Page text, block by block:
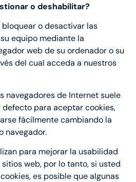
o deshabilitar?
o desactivar las
equipo mediante la
web de su ordenador o su
del cual acceda a nuestros
navegadores de Internet suele
para aceptar cookies,
fácilmente cambiando la
navegador.
para mejorar la usabilidad
web, por lo tanto, si usted
es posible que algunas